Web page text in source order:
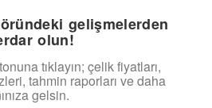
gelişmelerden
olun!
tıklayın; çelik fiyatları,
tahmin raporları ve daha
gelsin.